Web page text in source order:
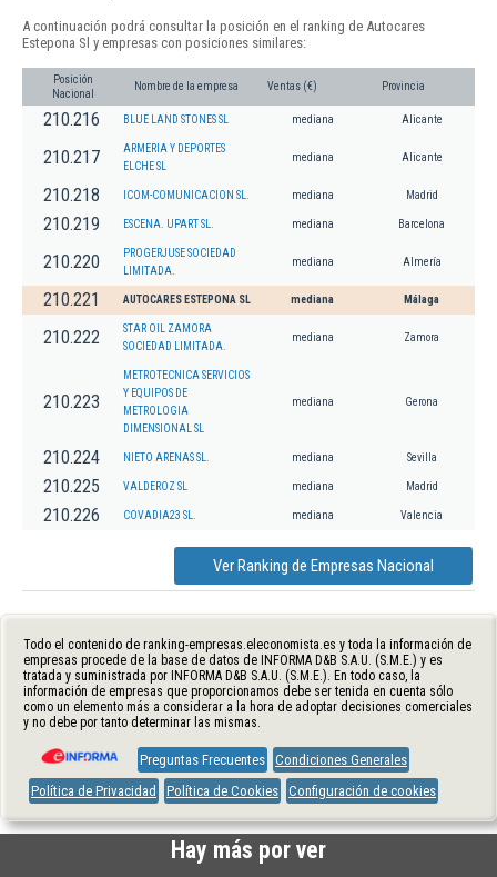
A continuación podrá consultar la posición en el ranking de Autocares
Estepona Sl y empresas con posiciones similares:
Posición
Nacional
Nombre de la empresa Ventas (€) Provincia
210.216 BLUE LAND STONES SL mediana Alicante
210.217
ARMERIA Y DEPORTES
ELCHE SL
mediana Alicante
210.218 ICOM-COMUNICACION SL. mediana Madrid
210.219 ESCENA. UPART SL. mediana Barcelona
210.220
PROGERJUSE SOCIEDAD
LIMITADA.
mediana Almería
210.221 AUTOCARES ESTEPONA SL mediana Málaga
210.222
STAR OIL ZAMORA
SOCIEDAD LIMITADA.
mediana Zamora
210.223
METROTECNICA SERVICIOS
Y EQUIPOS DE
METROLOGIA
DIMENSIONAL SL
mediana Gerona
210.224 NIETO ARENAS SL. mediana Sevilla
210.225 VALDEROZ SL mediana Madrid
210.226 COVADIA23 SL. mediana Valencia
Ver Ranking de Empresas Nacional
Todo el contenido de ranking-empresas.eleconomista.es y toda la información de
empresas procede de la base de datos de INFORMA D&B S.A.U. (S.M.E.) y es
tratada y suministrada por INFORMA D&B S.A.U. (S.M.E.). En todo caso, la
información de empresas que proporcionamos debe ser tenida en cuenta sólo
como un elemento más a considerar a la hora de adoptar decisiones comerciales
y no debe por tanto determinar las mismas.
Preguntas Frecuentes Condiciones Generales
Política de Privacidad
Política de Cookies Configuración de cookies
Hay más por ver